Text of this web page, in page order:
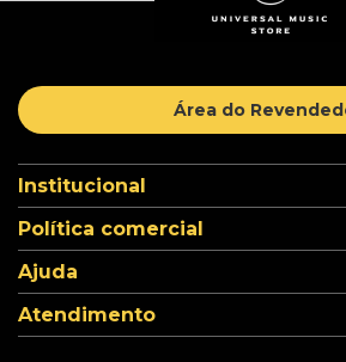
Área do
Institucional
Política comercial
Ajuda
Atendimento